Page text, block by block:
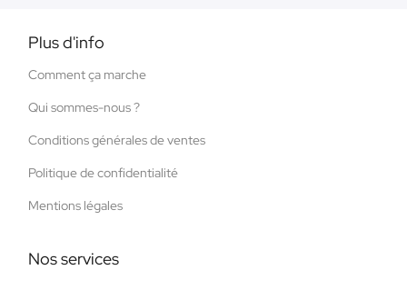
Plus d'info
Comment ça marche
Qui sommes-nous ?
Conditions générales de ventes
Politique de confidentialité
Mentions légales
Nos services